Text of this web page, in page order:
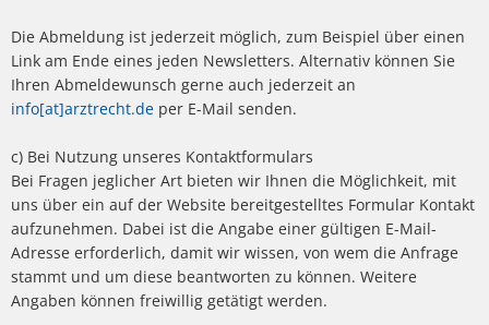
Die Abmeldung ist jederzeit möglich, zum Beispiel über einen
Link am Ende eines jeden Newsletters. Alternativ können Sie
Ihren Abmeldewunsch gerne auch jederzeit an
info[at]arztrecht.de per E-Mail senden.
c) Bei Nutzung unseres Kontaktformulars
Bei Fragen jeglicher Art bieten wir Ihnen die Möglichkeit, mit
uns über ein auf der Website bereitgestelltes Formular Kontakt
aufzunehmen. Dabei ist die Angabe einer gültigen E-Mail-
Adresse erforderlich, damit wir wissen, von wem die Anfrage
stammt und um diese beantworten zu können. Weitere
Angaben können freiwillig getätigt werden.